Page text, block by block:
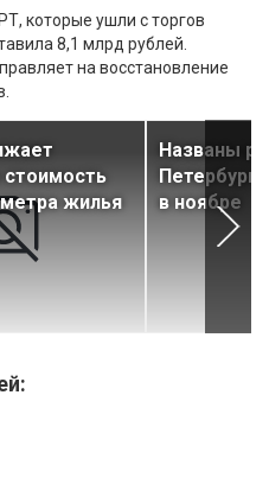
которые ушли с торгов
8,1 млрд рублей.
на восстановление
жилья
Названы
в ноябре